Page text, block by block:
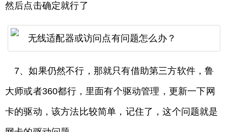
然后点击确定就行了
7、如果仍然不行，那就只有借助第三方软件，鲁
大师或者360都行，里面有个驱动管理，更新一下网
卡的驱动，该方法比较简单，记住了，这个问题就是